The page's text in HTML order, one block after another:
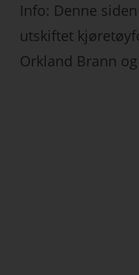
Info: Denne
utskiftet
Orkland Brann